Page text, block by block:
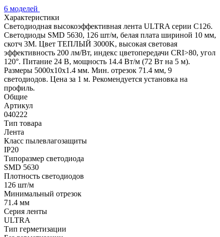
6 моделей
Характеристики
Светодиодная высокоэффективная лента ULTRA серии C126.
Светодиоды SMD 5630, 126 шт/м, белая плата шириной 10 мм,
скотч 3M. Цвет ТЕПЛЫЙ 3000K, высокая световая
эффективность 200 лм/Вт, индекс цветопередачи CRI>80, угол
120°. Питание 24 В, мощность 14.4 Вт/м (72 Вт на 5 м).
Размеры 5000x10x1.4 мм. Мин. отрезок 71.4 мм, 9
светодиодов. Цена за 1 м. Рекомендуется установка на
профиль.
Общие
Артикул
040222
Тип товара
Лента
Класс пылевлагозащиты
IP20
Типоразмер светодиода
SMD 5630
Плотность светодиодов
126 шт/м
Минимальный отрезок
71.4 мм
Серия ленты
ULTRA
Тип герметизации